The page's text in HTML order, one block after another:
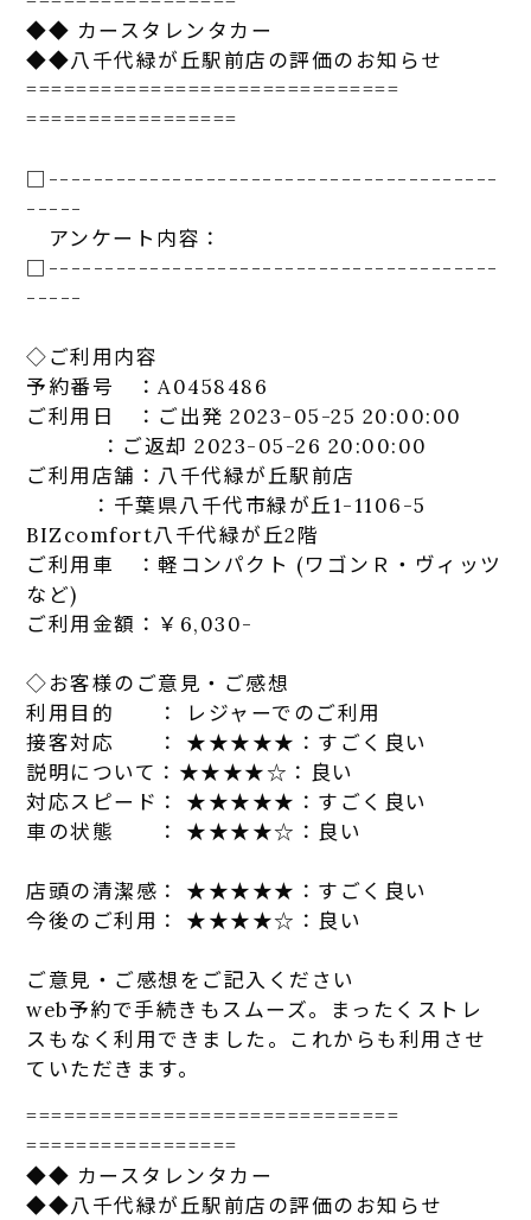
◆◆ カー スタ レンタカ ー
◆◆八千代緑が丘駅前店の評価のお知らせ
==============================
=================
□----------------------------------------
-----
アンケート 内容：
□----------------------------------------
-----
◇ご利用内容
予約番号 ：A0458486
ご利用日 ：ご出発 2023-05-25 20:00:00
：ご返却 2023-05-26 20:00:00
ご利用店舗：八千代緑が丘駅前店
：千葉県八千代市緑が丘1-1106-5
BIZcomfort八千代緑が丘2階
ご利用車 ：軽コンパクト (ワゴンＲ・ヴィッツ
など)
ご利用金額：￥6,030-
◇お客様のご意見・ご感想
利用目的 ： レジャーでのご利用
接客対応 ： ★★★★★： す ごく良い
説明について：★★★★☆：良い
対応スピード： ★★★★★： す ごく良い
車の状態 ： ★★★★☆：良い
店頭の清潔感： ★★★★★： す ごく良い
今後のご利用： ★★★★☆：良い
ご意見・ご感想をご記入ください
web予約で手続きもスムーズ。まっ た くストレ
スもなく利用でき ました。これからも利用させ
ていただきま す。
==============================
=================
◆◆ カー スタ レンタカ ー
◆◆八千代緑が丘駅前店の評価のお知らせ